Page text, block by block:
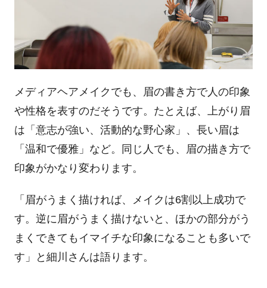
メディアヘアメイクでも、眉の書き方で人の印象
や性格を表すのだそうです。たとえば、上がり眉
は「意志が強い、活動的な野心家」、長い眉は
「温和で優雅」など。同じ人でも、眉の描き方で
印象がかなり変わります。
「眉がうまく描ければ、メイクは6割以上成功で
す。逆に眉がうまく描けないと、ほかの部分がう
まくできてもイマイチな印象になることも多いで
す」と細川さんは語ります。